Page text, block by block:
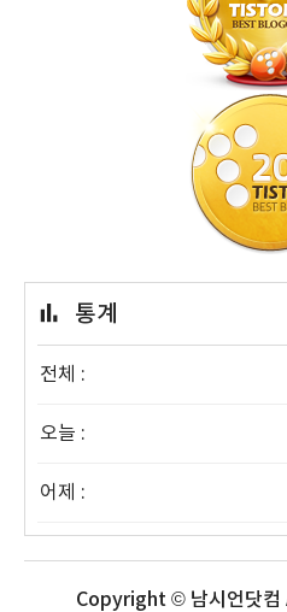
통계
전체 :
오늘 :
어제 :
Copyright © 남시언닷